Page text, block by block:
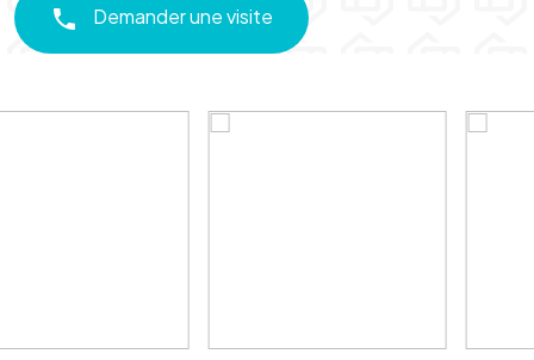
Demander une visite